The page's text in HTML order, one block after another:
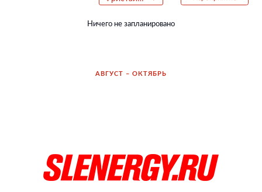
Ничего не запланировано
АВГУСТ – ОКТЯБРЬ